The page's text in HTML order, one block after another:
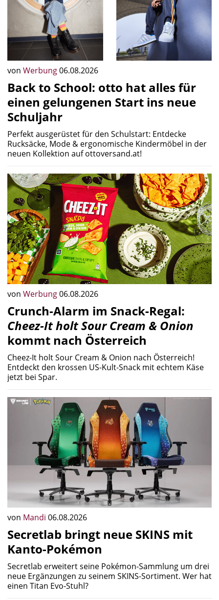
von Werbung06.08.2026
Back to School: otto hat alles für
einen gelungenen Start ins neue
Schuljahr
Perfekt ausgerüstet für den Schulstart: Entdecke
Rucksäcke, Mode & ergonomische Kindermöbel in der
neuen Kollektion auf ottoversand.at!
von Werbung06.08.2026
Crunch-Alarm im Snack-Regal:
Cheez-It holt Sour Cream & Onion
kommt nach Österreich
Cheez-It holt Sour Cream & Onion nach Österreich!
Entdeckt den krossen US-Kult-Snack mit echtem Käse
jetzt bei Spar.
von Mandi 06.08.2026
Secretlab bringt neue SKINS mit
Kanto-Pokémon
Secretlab erweitert seine Pokémon-Sammlung um drei
neue Ergänzungen zu seinem SKINS-Sortiment. Wer hat
einen Titan Evo-Stuhl?